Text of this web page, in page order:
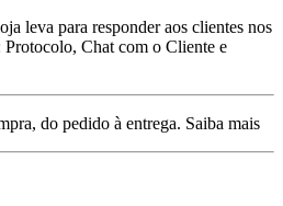
leva para responder aos clientes nos
Protocolo, Chat com o Cliente e
do pedido à entrega. Saiba mais